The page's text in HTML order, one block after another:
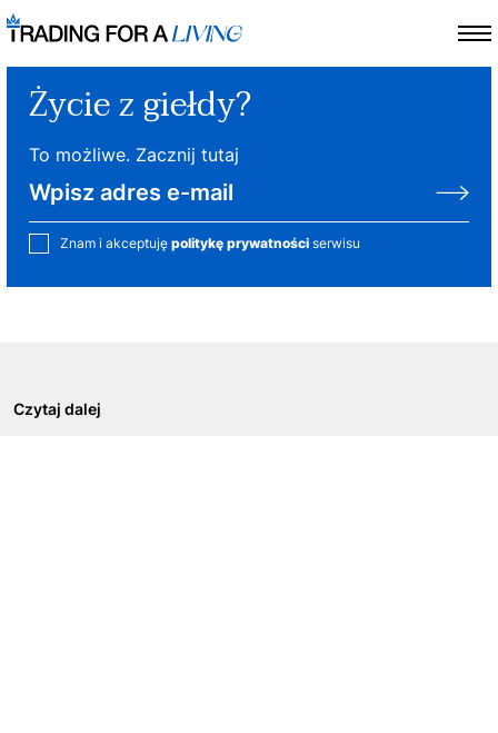
Życie z giełdy?
To możliwe. Zacznij tutaj
Znam i akceptuję politykę prywatności serwisu
Czytaj dalej